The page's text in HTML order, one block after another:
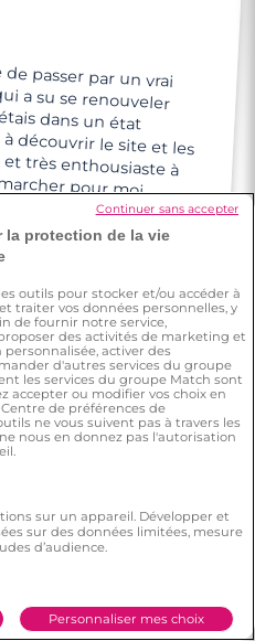
passer par un vrai
a su se renouveler
dans un état
le site et les
très enthousiaste à
pour moi.
chance
la protection de la vie
outils pour stocker et/ou accéder à
traiter vos données personnelles, y
de fournir notre service,
des activités de marketing et
activer des
d'autres services du groupe
les services du groupe Match sont
accepter ou modifier vos choix en
de préférences de
ne vous suivent pas à travers les
nous en donnez pas l'autorisation
sur un appareil. Développer et
sur des données limitées, mesure
d’audience.
Personnaliser mes choix
Continuer sans accepter